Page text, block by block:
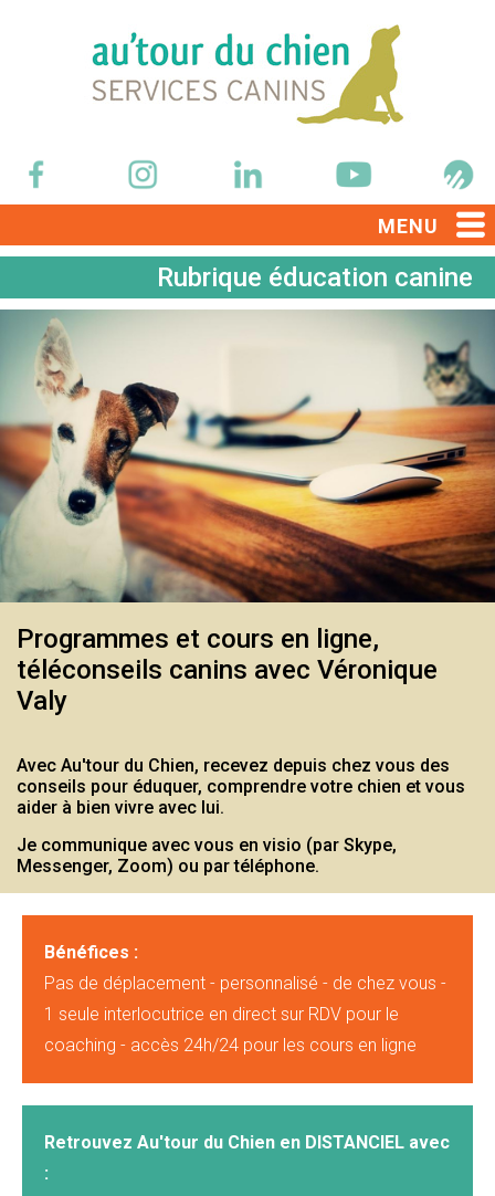
MENU
Rubrique éducation canine
Programmes et cours en ligne,
téléconseils canins avec Véronique
Valy
Avec Au'tour du Chien, recevez depuis chez vous des
conseils pour éduquer, comprendre votre chien et vous
aider à bien vivre avec lui.
Je communique avec vous en visio (par Skype,
Messenger, Zoom) ou par téléphone.
Bénéfices :
Pas de déplacement - personnalisé - de chez vous -
1 seule interlocutrice en direct sur RDV pour le
coaching - accès 24h/24 pour les cours en ligne
Retrouvez Au'tour du Chien en DISTANCIEL avec
: